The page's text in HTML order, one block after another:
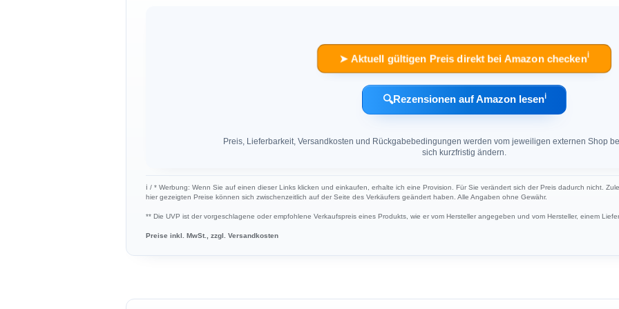
➤ Aktuell gültigen Preis direkt bei Amazon checkenℹ︎
🔍Rezensionen auf Amazon lesenℹ︎
Preis, Lieferbarkeit, Versandkosten und Rückgabebedingungen werden vom jeweiligen externen Shop
sich kurzfristig ändern.
ℹ︎ / * Werbung: Wenn Sie auf einen dieser Links klicken und einkaufen, erhalte ich eine Provision. Für Sie verändert sich der Preis dadurch nicht.
hier gezeigten Preise können sich zwischenzeitlich auf der Seite des Verkäufers geändert haben. Alle Angaben ohne Gewähr.
** Die UVP ist der vorgeschlagene oder empfohlene Verkaufspreis eines Produkts, wie er vom Hersteller angegeben und vom Hersteller, einem
Preise inkl. MwSt., zzgl. Versandkosten